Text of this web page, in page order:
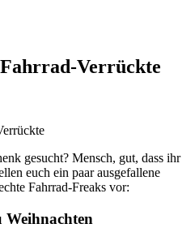
Verrückte
gesucht? Mensch, gut, dass ihr
euch ein paar ausgefallene
Fahrrad-Freaks vor:
Weihnachten